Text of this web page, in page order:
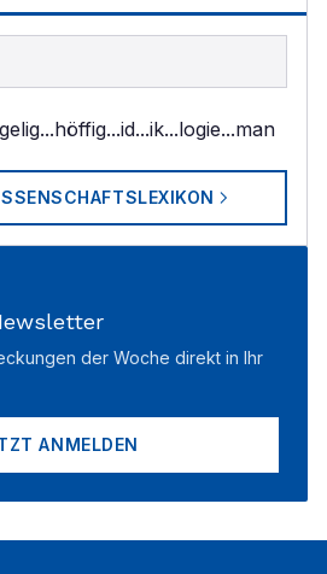
...höffig...id...ik...logie...man
der Woche direkt in Ihr
ANMELDEN